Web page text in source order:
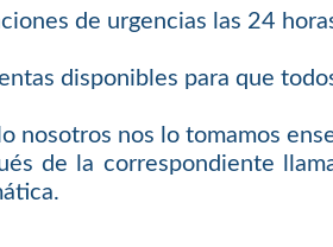
de urgencias las 24
disponibles para que
nosotros nos lo tomamos
de la correspondiente